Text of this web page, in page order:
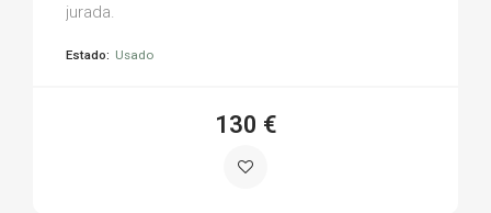
jurada.
Estado: Usado
130 €